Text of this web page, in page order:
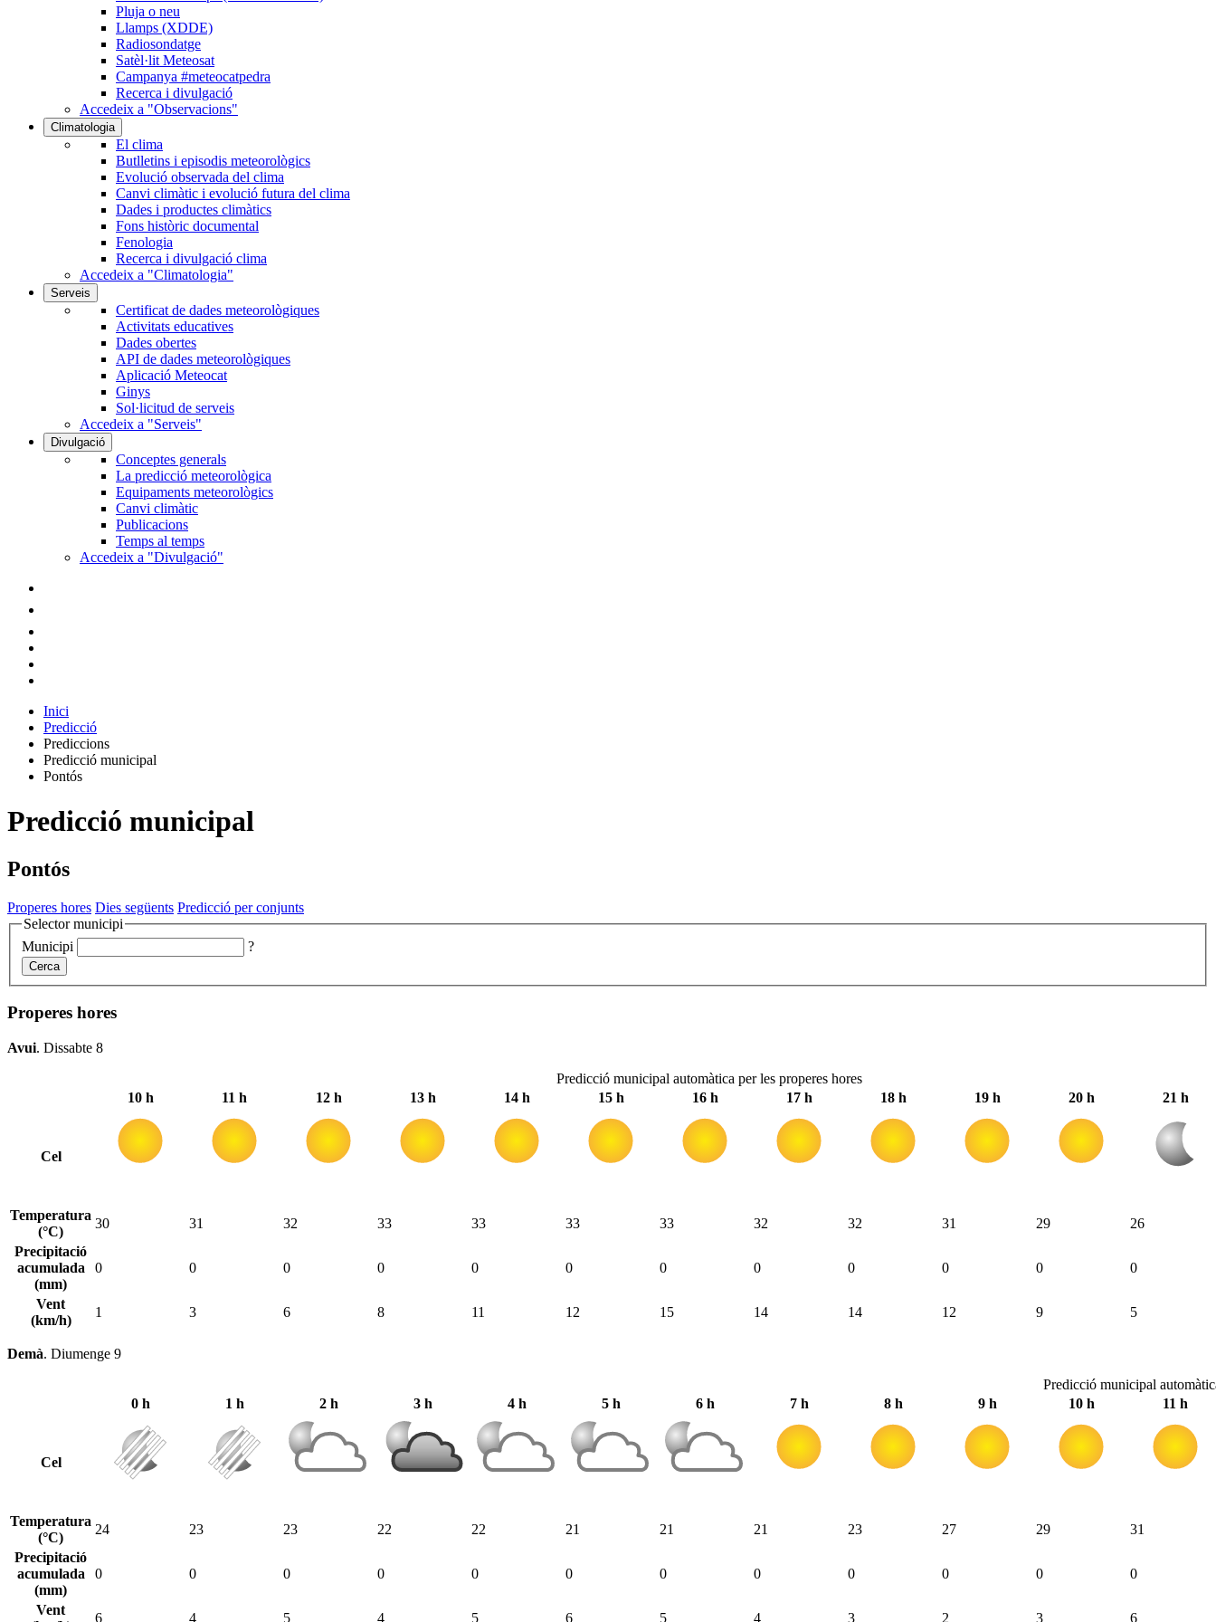
Pluja o neu
Llamps (XDDE)
Radiosondatge
Satèl·lit Meteosat
Campanya #meteocatpedra
Recerca i divulgació
Accedeix a "Observacions"
Climatologia
El clima
Butlletins i episodis meteorològics
Evolució observada del clima
Canvi climàtic i evolució futura del clima
Dades i productes climàtics
Fons històric documental
Fenologia
Recerca i divulgació clima
Accedeix a "Climatologia"
Serveis
Certificat de dades meteorològiques
Activitats educatives
Dades obertes
API de dades meteorològiques
Aplicació Meteocat
Ginys
Sol·licitud de serveis
Accedeix a "Serveis"
Divulgació
Conceptes generals
La predicció meteorològica
Equipaments meteorològics
Canvi climàtic
Publicacions
Temps al temps
Accedeix a "Divulgació"
Inici
Predicció
Prediccions
Predicció municipal
Pontós
Predicció municipal
Pontós
Properes hores Dies següents Predicció per conjunts
Selector municipi
Municipi
?
Cerca
Properes hores
Avui. Dissabte 8
Predicció municipal automàtica per les properes hores
10 h
11 h 12 h 13 h 14 h 15 h 16 h 17 h 18 h 19 h 20 h 21 h
Cel
Temperatura
(°C)
30 31 32 33 33 33 33 32 32 31 29
26
Precipitació
acumulada
(mm)
0 0 0 0 0 0 0 0 0 0 0 0
Vent
(km/h)
1 3 6 8 11 12 15 14 14 12 9 5
Demà. Diumenge 9
Predicció municipal
0 h
1 h 2 h 3 h 4 h 5 h 6 h 7 h 8 h 9 h 10 h 11 h
Cel
Temperatura
(°C)
24 23 23 22 22 21 21 21 23 27 29
31
Precipitació
acumulada
(mm)
0 0 0 0 0 0 0 0 0 0 0 0
Vent
6 4 5 4 5 6 5 4 3 2 3 6